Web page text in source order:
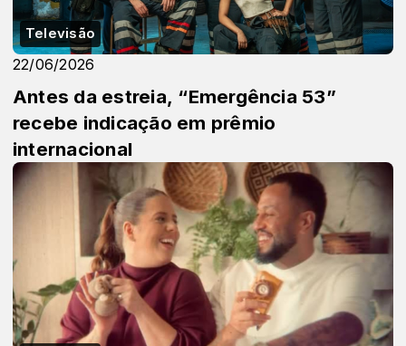
Televisão
22/06/2026
Antes da estreia, “Emergência 53”
recebe indicação em prêmio
internacional